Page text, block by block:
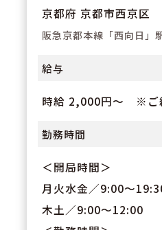
京都府 京都市西京区
阪急京都本線「西向日」
給与
時給 2,000円～ ※ご
勤務時間
＜開局時間＞
月火水金／9:00～
木土／9:00～12:00